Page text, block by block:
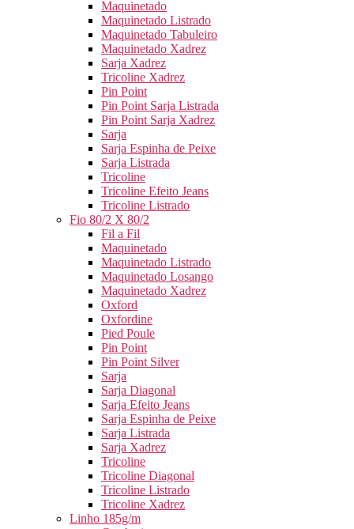
Maquinetado
Maquinetado Listrado
Maquinetado Tabuleiro
Maquinetado Xadrez
Sarja Xadrez
Tricoline Xadrez
Pin Point
Pin Point Sarja Listrada
Pin Point Sarja Xadrez
Sarja
Sarja Espinha de Peixe
Sarja Listrada
Tricoline
Tricoline Efeito Jeans
Tricoline Listrado
Fio 80/2 X 80/2
Fil a Fil
Maquinetado
Maquinetado Listrado
Maquinetado Losango
Maquinetado Xadrez
Oxford
Oxfordine
Pied Poule
Pin Point
Pin Point Silver
Sarja
Sarja Diagonal
Sarja Efeito Jeans
Sarja Espinha de Peixe
Sarja Listrada
Sarja Xadrez
Tricoline
Tricoline Diagonal
Tricoline Listrado
Tricoline Xadrez
Linho 185g/m